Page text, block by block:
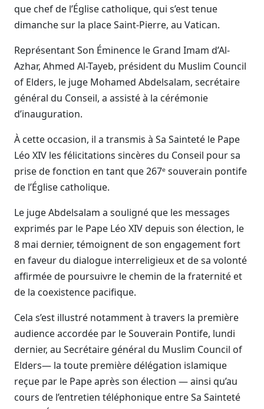
que chef de l’Église catholique, qui s’est tenue
dimanche sur la place Saint-Pierre, au Vatican.
Représentant Son Éminence le Grand Imam d’Al-
Azhar, Ahmed Al-Tayeb, président du Muslim Council
of Elders, le juge Mohamed Abdelsalam, secrétaire
général du Conseil, a assisté à la cérémonie
d’inauguration.
À cette occasion, il a transmis à Sa Sainteté le Pape
Léo XIV les félicitations sincères du Conseil pour sa
prise de fonction en tant que 267ᵉ souverain pontife
de l’Église catholique.
Le juge Abdelsalam a souligné que les messages
exprimés par le Pape Léo XIV depuis son élection, le
8 mai dernier, témoignent de son engagement fort
en faveur du dialogue interreligieux et de sa volonté
affirmée de poursuivre le chemin de la fraternité et
de la coexistence pacifique.
Cela s’est illustré notamment à travers la première
audience accordée par le Souverain Pontife, lundi
dernier, au Secrétaire général du Muslim Council of
Elders— la toute première délégation islamique
reçue par le Pape après son élection — ainsi qu’au
cours de l’entretien téléphonique entre Sa Sainteté